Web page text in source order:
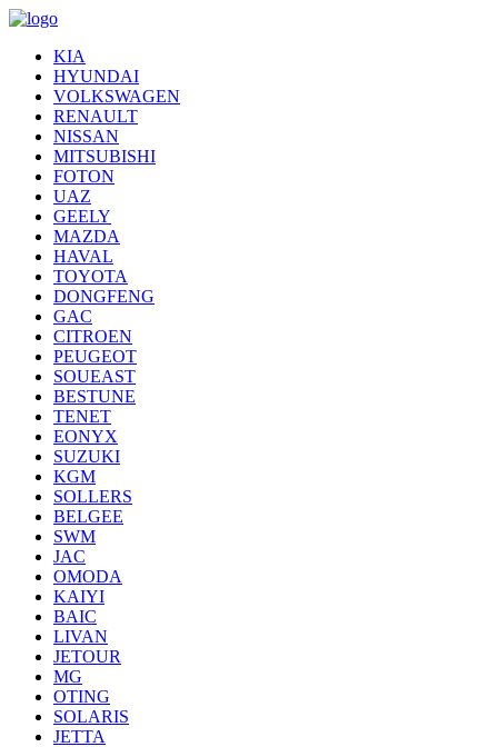
KIA
HYUNDAI
VOLKSWAGEN
RENAULT
NISSAN
MITSUBISHI
FOTON
UAZ
GEELY
MAZDA
HAVAL
TOYOTA
DONGFENG
GAC
CITROEN
PEUGEOT
SOUEAST
BESTUNE
TENET
EONYX
SUZUKI
KGM
SOLLERS
BELGEE
SWM
JAC
OMODA
KAIYI
BAIC
LIVAN
JETOUR
MG
OTING
SOLARIS
JETTA